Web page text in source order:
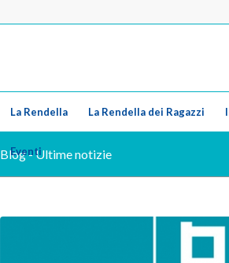
La Rendella La Rendella dei Ragazzi
Eventi
Blog - Ultime notizie